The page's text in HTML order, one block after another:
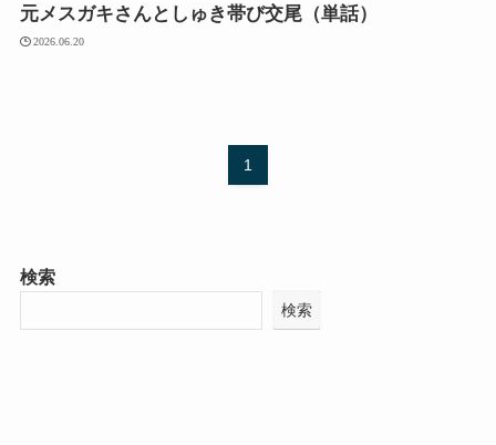
元メスガキさんとしゅき帯び交尾（単話）
2026.06.20
1
検索
検索